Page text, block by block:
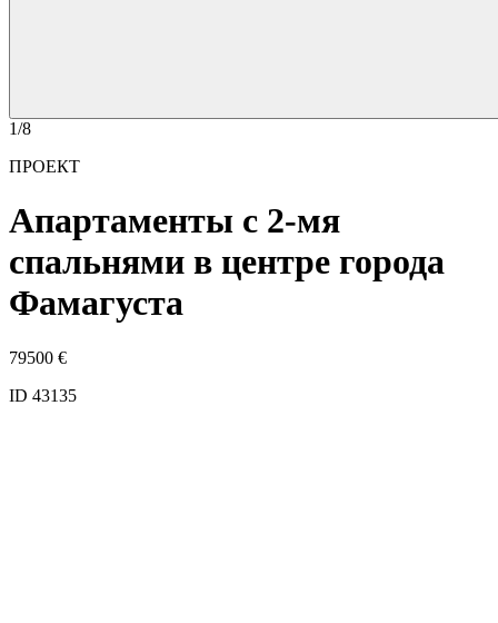
1/8
ПРОЕКТ
Апартаменты с 2-мя
спальнями в центре города
Фамагуста
79500 €
ID 43135